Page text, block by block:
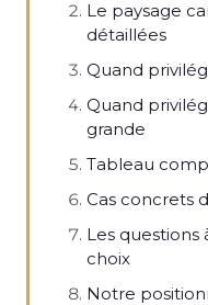
Le paysage
détaillées
Quand
Quand
grande
Tableau
Cas concrets
Les questions
choix
Notre